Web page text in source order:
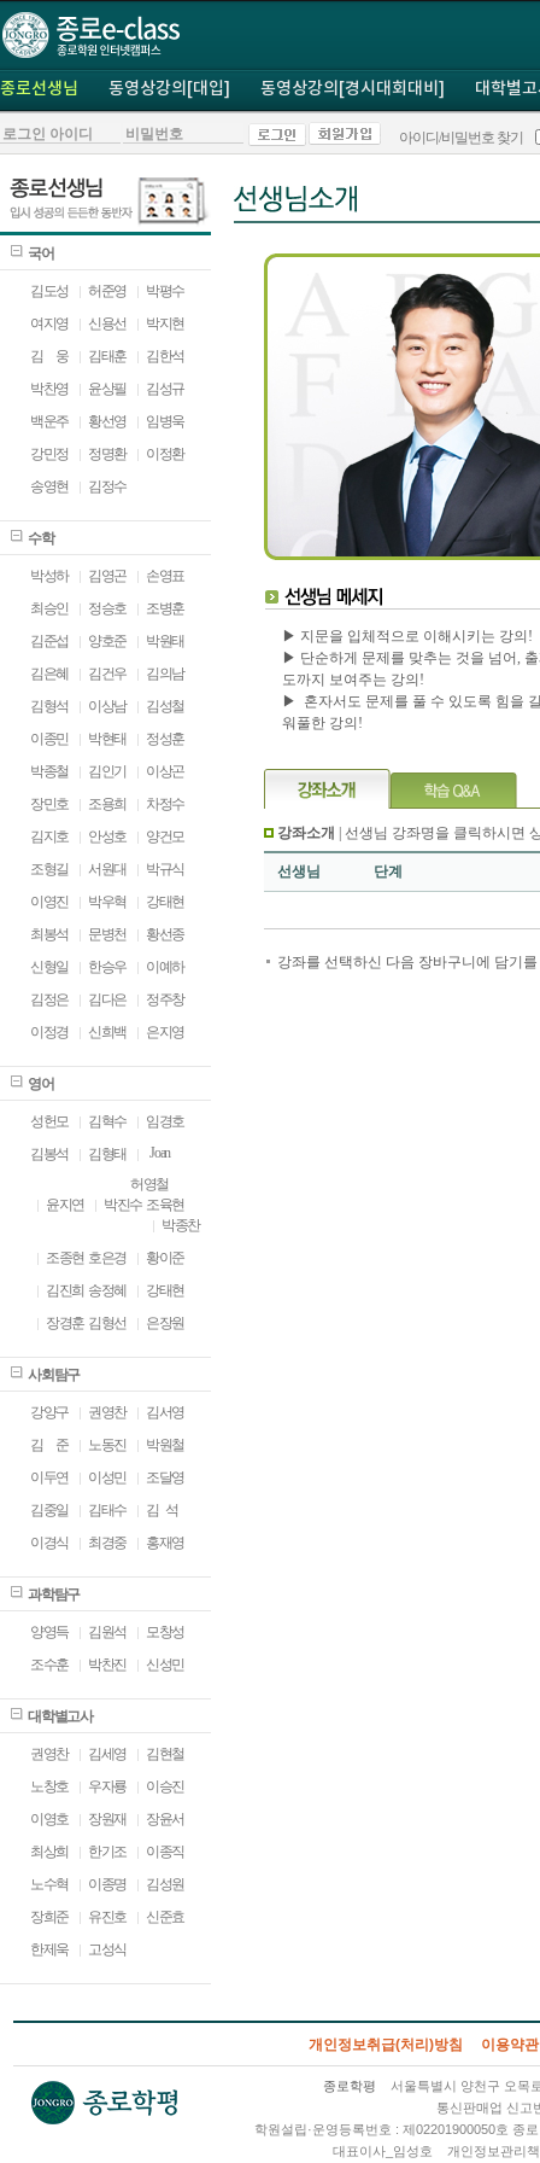
종로선생님 동영상강의[대입] 동영상강의[경시대회대비] 대학별
아이디/비밀번호 찾기
국어
김도성 허준영
박평수
여지영
신용선
박지현
김
웅 김태훈
김한석
박찬영
윤상필
김성규
백운주
황선영
임병욱
강민정
정명환
이정환
송영현
김정수
수학
박성하 김영곤
손영표
최승인
정승호
조병훈
김준섭
양호준
박원태
김은혜
김건우
김의남
김형석
이상남
김성철
이종민
박현태
정성훈
박종철
김인기
이상곤
장민호
조용희
차정수
김지호
안성호
양건모
조형길
서원대
박규식
이영진
박우혁
강태현
최봉석
문병천
황선종
신형일
한승우
이예하
김정은
김다은
정주창
이정경
신희백 은지영
영어
성헌모 김혁수
임경호
김봉석
김형태
Joan
허영철
윤지연
박진수 조육현
박종찬
조종현 호은경
황이준
김진희 송정혜
강태현
장경훈 김형선 은장원
사회탐구
강양구 권영찬
김서영
김
준 노동진
박원철
이두연
이성민
조달영
김중일
김태수
김 석
이경식
최경중 홍재영
과학탐구
양영득 김원석
모창성
조수훈
박찬진 신성민
대학별고사
권영찬 김세영
김현철
노창호
우자룡
이승진
이영호
장원재
장윤서
최상희
한기조
이종직
노수혁
이종명
김성원
장희준
유진호
신준효
한제욱
고성식
▶ 지문을 입체적으로 이해시키는 강의!
▶ 단순하게 문제를 맞추는 것을 넘어,
도까지 보여주는 강의!
▶ 혼자서도 문제를 풀 수 있도록 힘을
워풀한 강의!
강좌소개 | 선생님 강좌명을 클릭하시면
선생님 단계
강좌를 선택하신 다음 장바구니에 담기
개인정보취급(처리)방침 이용약관
종로학평
서울특별시 양천구 오목
통신판매업 신고
학원설립·운영등록번호 : 제02201900050호 종
대표이사_임성호
개인정보관리